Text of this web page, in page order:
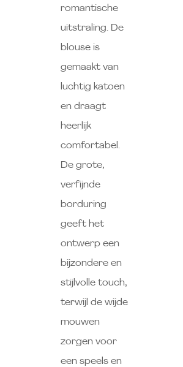
romantische
uitstraling. De
blouse is
gemaakt van
luchtig katoen
en draagt
heerlijk
comfortabel.
De grote,
verfijnde
borduring
geeft het
ontwerp een
bijzondere en
stijlvolle touch,
terwijl de wijde
mouwen
zorgen voor
een speels en